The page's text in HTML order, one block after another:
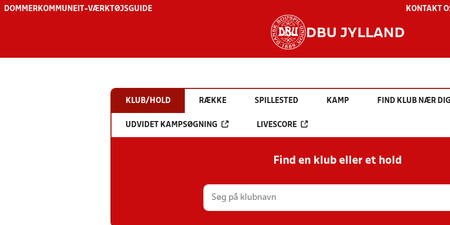
DOMMER KOMMUNE IT-VÆRKTØJSGUIDE KONTAKT
DBU JYLLAND
KLUB/HOLD RÆKKE SPILLESTED KAMP FIND KLUB NÆR
UDVIDET KAMPSØGNING LIVESCORE
Find en klub eller et hold